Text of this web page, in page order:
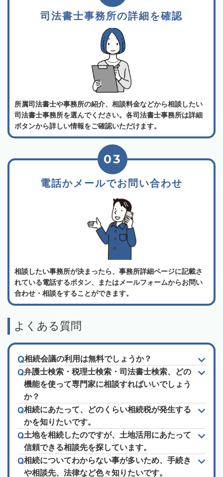
司法書士事務所の詳細を確認
所属司法書士や事務所の紹介、相談料金などから相談したい
司法書士事務所を選んでください。各司法書士事務所は詳細
ボタンから詳しい情報をご確認いただけます。
電話かメールでお問い合わせ
03
相談したい事務所が決まったら、事務所詳細ページに記載さ
れている電話するボタン、またはメールフォームからお問い
合わせ・相談をすることができます。
よくある質問
相続会議の利用は無料でしょうか？
弁護士検索・税理士検索・司法書士検索、どの
機能を使って専門家に相談すればいいでしょう
か？
相続にあたって、どのくらい相続税が発生する
かを知りたいです。
土地を相続したのですが、土地活用にあたって
信頼できる相談先を探しています。
相続についてわからない事が多いため、手続き
や相談先、法律など色々知りたいです。